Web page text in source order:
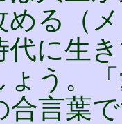
める（
代に生
ょう。
合言葉